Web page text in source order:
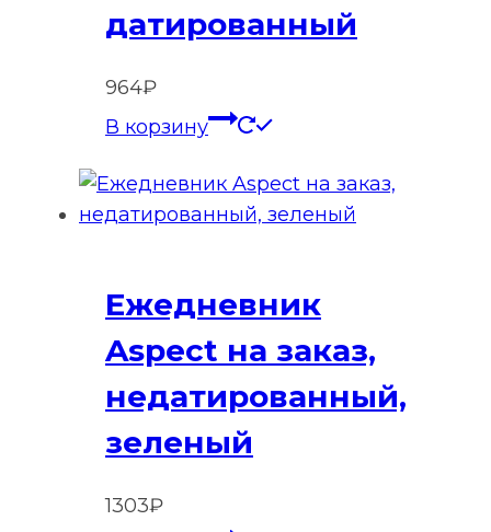
датированный
964₽
В корзину
Ежедневник
Aspect на заказ,
недатированный,
зеленый
1303₽